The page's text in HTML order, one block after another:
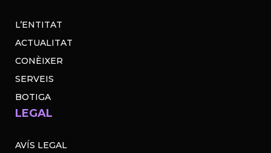
L’ENTITAT
ACTUALITAT
CONÈIXER
SERVEIS
BOTIGA
LEGAL
AVÍS LEGAL